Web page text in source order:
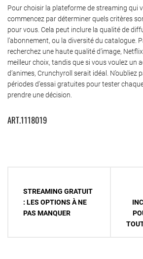
Pour choisir la plateforme de streaming qui
commencez par déterminer quels critères
pour vous. Cela peut inclure la qualité de
l’abonnement, ou la diversité du catalogue.
recherchez une haute qualité d’image,
meilleur choix, tandis que si vous voulez un
d’animes, Crunchyroll serait idéal. N’oubliez
périodes d’essai gratuites pour tester
prendre une décision.
ART.1118019
l’article
STREAMING GRATUIT
: LES OPTIONS À NE
PAS MANQUER